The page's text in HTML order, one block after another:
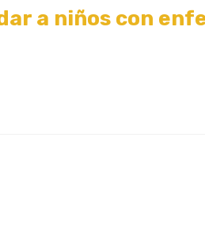
a niños con